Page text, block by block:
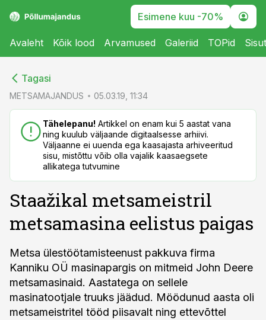
Esimene kuu -70%
Avaleht Kõik lood Arvamused Galeriid TOPid
Tagasi
METSAMAJANDUS 05.03.19, 11:34
Tähelepanu! Artikkel on enam kui 5 aastat vana
ning kuulub väljaande digitaalsesse arhiivi.
Väljaanne ei uuenda ega kaasajasta arhiveeritud
sisu, mistõttu võib olla vajalik kaasaegsete
allikatega tutvumine
Staažikal metsameistril
metsamasina eelistus paigas
Metsa ülestöötamisteenust pakkuva firma
Kanniku OÜ masinapargis on mitmeid John Deere
metsamasinaid. Aastatega on sellele
masinatootjale truuks jäädud. Möödunud aasta oli
metsameistritel tööd piisavalt ning ettevõttel